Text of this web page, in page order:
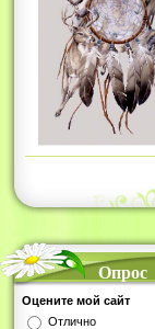
Опрос
Оцените мой сайт
Отлично